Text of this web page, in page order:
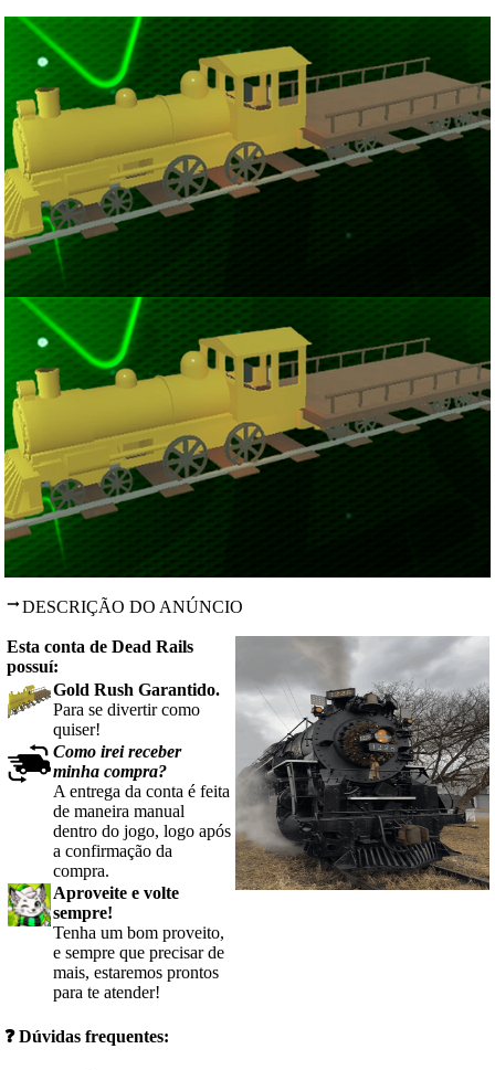
DESCRIÇÃO DO ANÚNCIO
Esta conta de Dead Rails
possuí:
Gold Rush Garantido.
Para se divertir como
quiser!
Como irei receber
minha compra?
A entrega da conta é feita
de maneira manual
dentro do jogo, logo após
a confirmação da
compra.
Aproveite e volte
sempre!
Tenha um bom proveito,
e sempre que precisar de
mais, estaremos prontos
para te atender!
❓Dúvidas frequentes: